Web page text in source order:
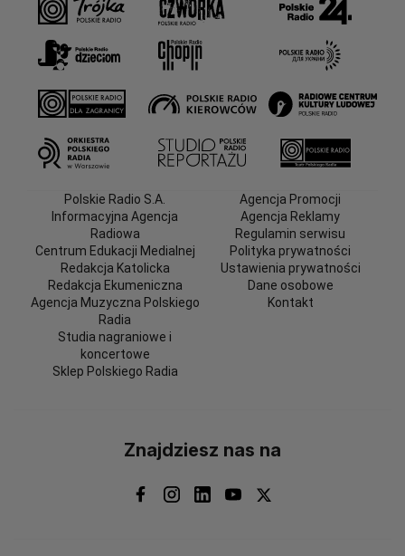
Polskie Radio S.A.
Informacyjna Agencja
Radiowa
Centrum Edukacji Medialnej
Redakcja Katolicka
Redakcja Ekumeniczna
Agencja Muzyczna Polskiego
Radia
Studia nagraniowe i
koncertowe
Sklep Polskiego Radia
Agencja Promocji
Agencja Reklamy
Regulamin serwisu
Polityka prywatności
Ustawienia prywatności
Dane osobowe
Kontakt
Znajdziesz nas na